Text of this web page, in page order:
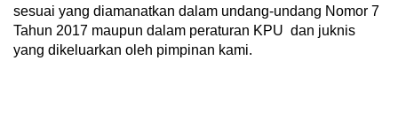
sesuai yang diamanatkan dalam undang-undang Nomor 7
Tahun 2017 maupun dalam peraturan KPU dan juknis
yang dikeluarkan oleh pimpinan kami.